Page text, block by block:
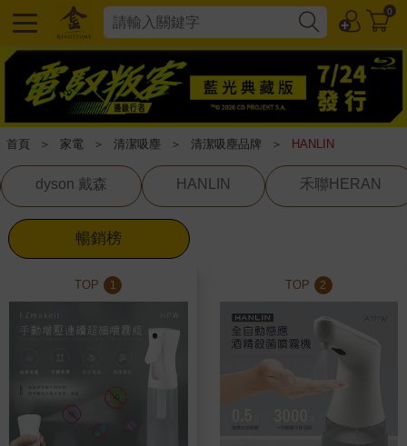
0
首頁 ＞ 家電 ＞ 清潔吸塵 ＞ 清潔吸塵品牌 ＞ HANLIN
dyson 戴森 HANLIN 禾聯HERAN
暢銷榜
TOP 1 TOP 2